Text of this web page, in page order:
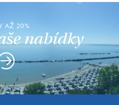
AŽ 20%
nabídky